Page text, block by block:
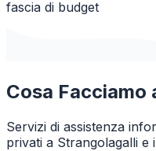
fascia di budget
Cosa Facciamo
Servizi di assistenza
privati a Strangolagalli e